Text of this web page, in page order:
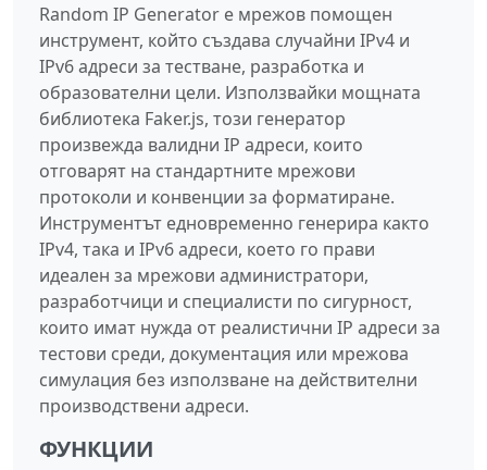
Random IP Generator е мрежов помощен
инструмент, който създава случайни IPv4 и
IPv6 адреси за тестване, разработка и
образователни цели. Използвайки мощната
библиотека Faker.js, този генератор
произвежда валидни IP адреси, които
отговарят на стандартните мрежови
протоколи и конвенции за форматиране.
Инструментът едновременно генерира както
IPv4, така и IPv6 адреси, което го прави
идеален за мрежови администратори,
разработчици и специалисти по сигурност,
които имат нужда от реалистични IP адреси за
тестови среди, документация или мрежова
симулация без използване на действителни
производствени адреси.
ФУНКЦИИ